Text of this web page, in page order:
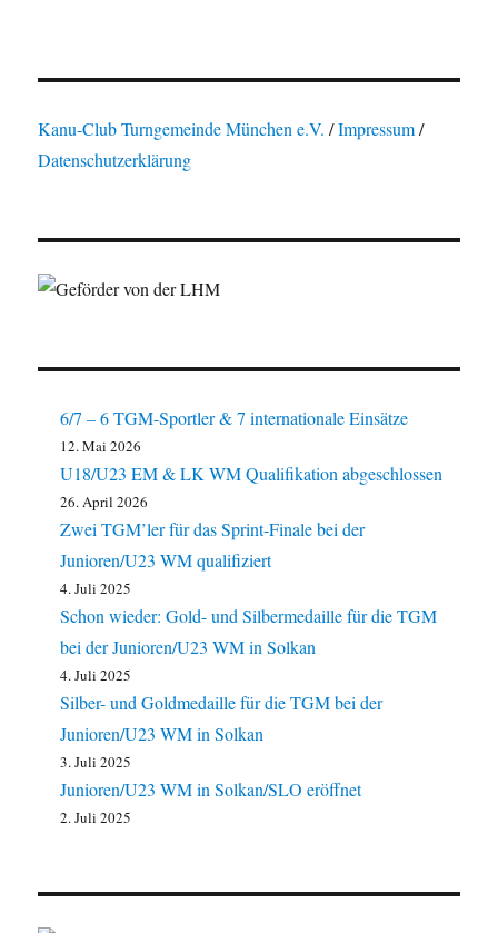
Kanu-Club Turngemeinde München e.V. /Impressum/
Datenschutzerklärung
6/7 – 6 TGM-Sportler & 7 internationale Einsätze
12. Mai 2026
U18/U23 EM & LK WM Qualifikation abgeschlossen
26. April 2026
Zwei TGM’ler für das Sprint-Finale bei der
Junioren/U23 WM qualifiziert
4. Juli 2025
Schon wieder: Gold- und Silbermedaille für die TGM
bei der Junioren/U23 WM in Solkan
4. Juli 2025
Silber- und Goldmedaille für die TGM bei der
Junioren/U23 WM in Solkan
3. Juli 2025
Junioren/U23 WM in Solkan/SLO eröffnet
2. Juli 2025